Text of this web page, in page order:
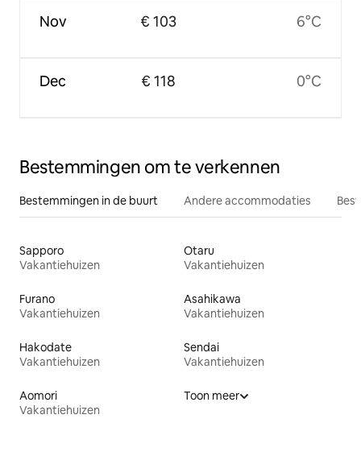
Nov
Dec
€ 103
€ 118
6°C
0°C
Bestemmingen om te verkennen
Bestemmingen in de buurt Andere accommodaties
Sapporo
Vakantiehuizen
Otaru
Vakantiehuizen
Furano
Vakantiehuizen
Asahikawa
Vakantiehuizen
Hakodate
Vakantiehuizen
Sendai
Vakantiehuizen
Aomori
Vakantiehuizen
Toon meer